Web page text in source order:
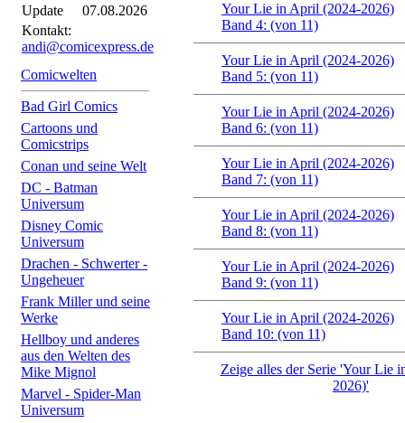
Update
07.08.2026
Kontakt:
andi@comicexpress.de
Comicwelten
Bad Girl Comics
Cartoons und
Comicstrips
Conan und seine Welt
DC - Batman
Universum
Disney Comic
Universum
Drachen - Schwerter -
Ungeheuer
Frank Miller und seine
Werke
Hellboy und anderes
aus den Welten des
Mike Mignol
Marvel - Spider-Man
Universum
Your Lie in April (2024-2026)
Band 4: (von 11)
Your Lie in April (2024-2026)
Band 5: (von 11)
Your Lie in April (2024-2026)
Band 6: (von 11)
Your Lie in April (2024-2026)
Band 7: (von 11)
Your Lie in April (2024-2026)
Band 8: (von 11)
Your Lie in April (2024-2026)
Band 9: (von 11)
Your Lie in April (2024-2026)
Band 10: (von 11)
Zeige alles der Serie 'Your Lie
2026)'